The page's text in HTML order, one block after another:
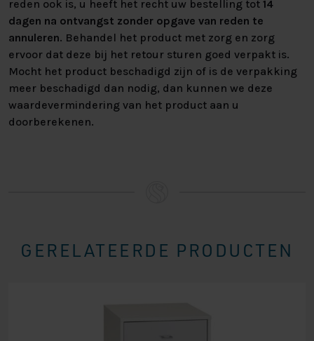
reden ook is, u heeft het recht uw bestelling tot 14
dagen na ontvangst zonder opgave van reden te
annuleren. Behandel het product met zorg en zorg
ervoor dat deze bij het retour sturen goed verpakt is.
Mocht het product beschadigd zijn of is de verpakking
meer beschadigd dan nodig, dan kunnen we deze
waardevermindering van het product aan u
doorberekenen.
GERELATEERDE PRODUCTEN